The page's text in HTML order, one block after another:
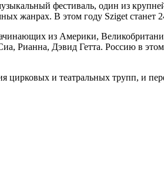
фестиваль, один из
жанрах. В этом году Sziget станет
из Америки,
Рианна, Дэвид Гетта. Россию в этом
цирковых и театральных трупп, и